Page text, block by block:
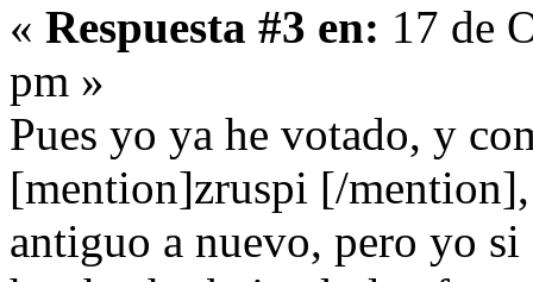
« Respuesta #3 en: 17 de
pm »
Pues yo ya he votado, y
[mention]zruspi [/
antiguo a nuevo, pero yo